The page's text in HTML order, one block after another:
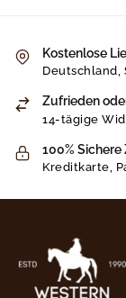
Kostenlose
Deutschland,
Zufrieden
14-tägige
100% Sichere
Kreditkarte,